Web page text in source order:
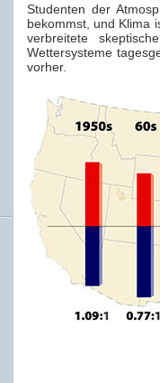
Studenten der
bekommst, und Klima
verbreitete
Wettersysteme
vorher.